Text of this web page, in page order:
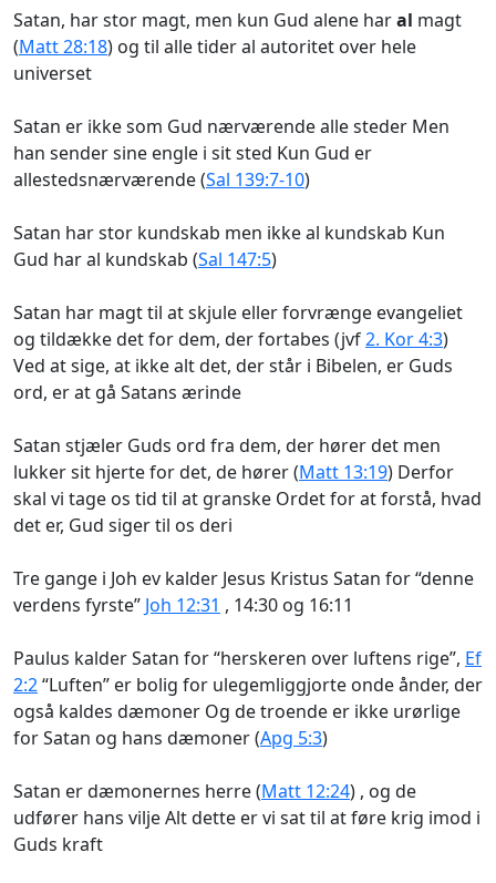
Satan, har stor magt, men kun Gud alene haral magt
(Matt 28:18) og til alle tider al autoritet over hele
universet
Satan er ikke som Gud nærværende alle steder Men
han sender sine engle i sit sted Kun Gud er
allestedsnærværende (Sal 139:7-10)
Satan har stor kundskab men ikke al kundskab Kun
Gud har al kundskab (Sal 147:5)
Satan har magt til at skjule eller forvrænge evangeliet
og tildække det for dem, der fortabes (jvf2. Kor 4:3)
Ved at sige, at ikke alt det, der står i Bibelen, er Guds
ord, er at gå Satans ærinde
Satan stjæler Guds ord fra dem, der hører det men
lukker sit hjerte for det, de hører (Matt 13:19) Derfor
skal vi tage os tid til at granske Ordet for at forstå, hvad
det er, Gud siger til os deri
Tre gange i Joh ev kalder Jesus Kristus Satan for “denne
verdens fyrste” Joh 12:31 , 14:30 og 16:11
Paulus kalder Satan for “herskeren over luftens rige”, Ef
2:2“Luften” er bolig for ulegemliggjorte onde ånder, der
også kaldes dæmoner Og de troende er ikke urørlige
for Satan og hans dæmoner (Apg 5:3)
Satan er dæmonernes herre (Matt 12:24) , og de
udfører hans vilje Alt dette er vi sat til at føre krig imod i
Guds kraft